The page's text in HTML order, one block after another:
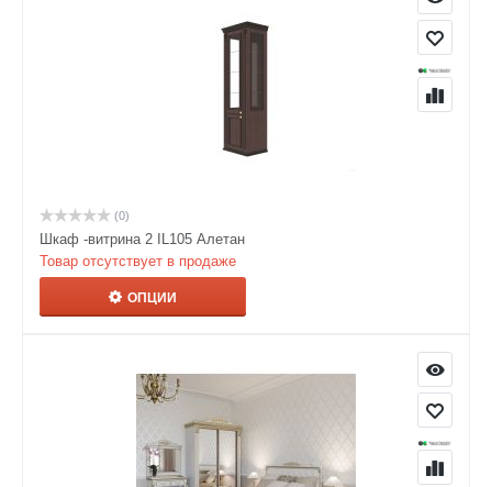
(0)
Шкаф -витрина 2 IL105 Алетан
Товар отсутствует в продаже
ОПЦИИ